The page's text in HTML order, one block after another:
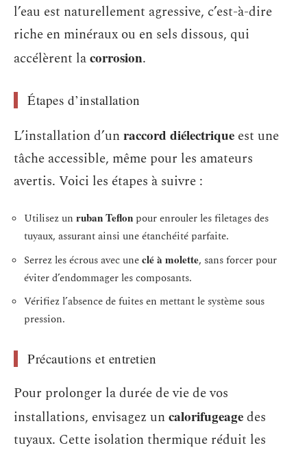
l’eau est naturellement agressive, c’est-à-dire
riche en minéraux ou en sels dissous, qui
accélèrent lacorrosion.
Étapes d’installation
L’installation d’unraccord diélectrique est une
tâche accessible, même pour les amateurs
avertis. Voici les étapes à suivre :
Utilisez un ruban Teflon pour enrouler les filetages des
tuyaux, assurant ainsi une étanchéité parfaite.
Serrez les écrous avec uneclé à molette, sans forcer pour
éviter d’endommager les composants.
Vérifiez l’absence de fuites en mettant le système sous
pression.
Précautions et entretien
Pour prolonger la durée de vie de vos
installations, envisagez uncalorifugeagedes
tuyaux. Cette isolation thermique réduit les